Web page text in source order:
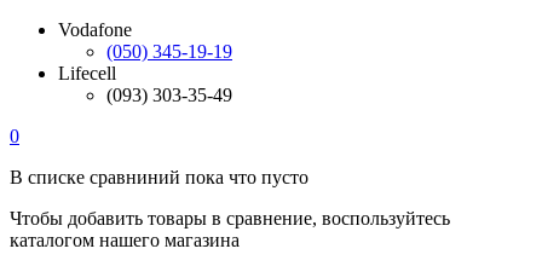
Vodafone
(050) 345-19-19
Lifecell
(093) 303-35-49
0
В списке сравниний пока что пусто
Чтобы добавить товары в сравнение, воспользуйтесь
каталогом нашего магазина